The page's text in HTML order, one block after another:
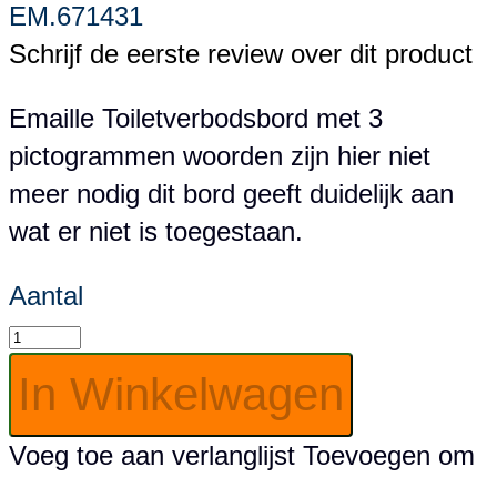
EM.671431
Schrijf de eerste review over dit product
Emaille Toiletverbodsbord met 3
pictogrammen woorden zijn hier niet
meer nodig dit bord geeft duidelijk aan
wat er niet is toegestaan.
Aantal
In Winkelwagen
Voeg toe aan verlanglijst Toevoegen om